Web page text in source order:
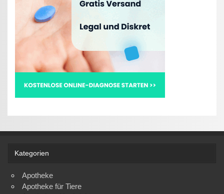
Kategorien
Apotheke
Apotheke für Tiere